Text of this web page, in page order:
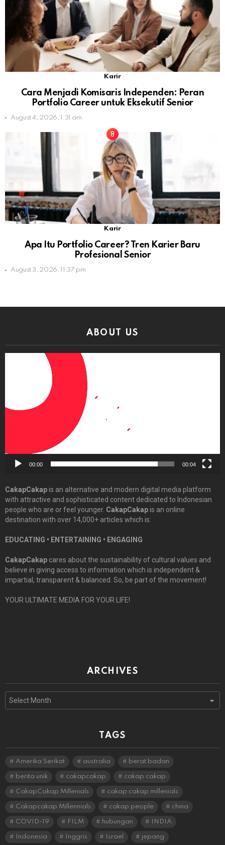
Karir
Cara Menjadi Komisaris Independen: Peran
Portfolio Career untuk Eksekutif Senior
August 4, 2026, 1:31 am
Karir
Apa Itu Portfolio Career? Tren Karier Baru
Profesional Senior
August 3, 2026, 11:37 pm
ABOUT US
00:00 00:04
CakapCakapis an alternative and modern digital media platform
with attractive and sophisticated content dedicated to Indonesian
people who are or feel younger. CakapCakapis an online
destination with over 14,000+ articles which is:
EDUCATING • ENTERTAINING • ENGAGING
CakapCakap cares about the sustainability of cultural values and
believe in giving access to information which is independent &
impartial, transparent & balanced. So, be part of the movement!
YOUR ULTIMATE MEDIA FOR YOUR LIFE!
ARCHIVES
TAGS
Amerika Serikat australia berat badan
berita unik cakapcakap cakap cakap
CakapCakap Millenials cakap cakap millenials
Cakapcakap Millennials cakap people china
COVID-19 FILM hubungan INDIA
Indonesia Inggris Israel jepang